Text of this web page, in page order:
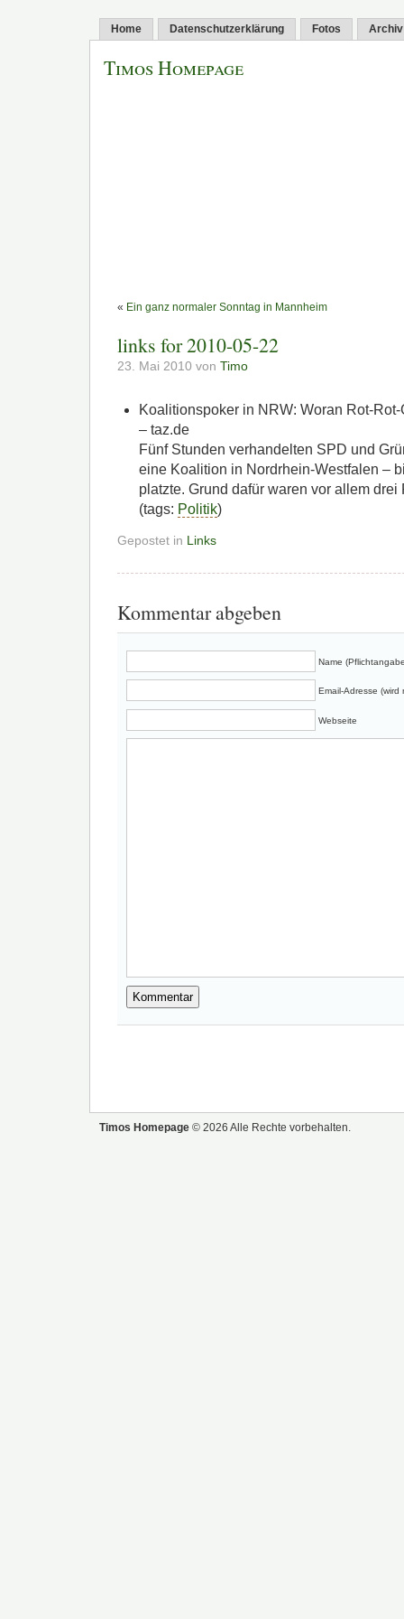
Home Datenschutzerklärung Fotos Archiv
Timos Homepage
« Ein ganz normaler Sonntag in Mannheim
links for 2010-05-22
23. Mai 2010 von Timo
Koalitionspoker in NRW: Woran Rot-
– taz.de
Fünf Stunden verhandelten SPD und
eine Koalition in Nordrhein-Westfalen –
platzte. Grund dafür waren vor allem drei
(tags: Politik)
Gepostet in Links
Kommentar abgeben
Name
Email-Adresse
Webseite
Timos Homepage © 2026 Alle Rechte vorbehalten.